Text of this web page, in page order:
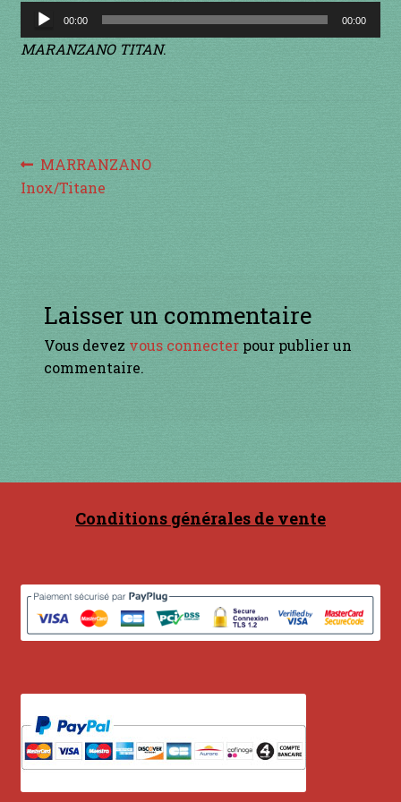
accordée
ACCUEIL
Commande
Conditions générales de ventes et mentions
légales
en bronze
en cuivre
en laiton
en plastique
Lecteur
audio
00:00 00:00
MARANZANO TITAN.
Navigation
de
Article
précédent :
MARRANZANO
Inox/Titane
Laisser un commentaire
Vous devez vous connecterpour publier un
commentaire.
Conditions générales de vente